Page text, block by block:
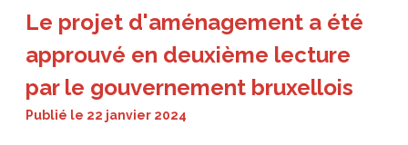
Le projet d'aménagement a été
approuvé en deuxième lecture
par le gouvernement bruxellois
Publié le 22 janvier 2024